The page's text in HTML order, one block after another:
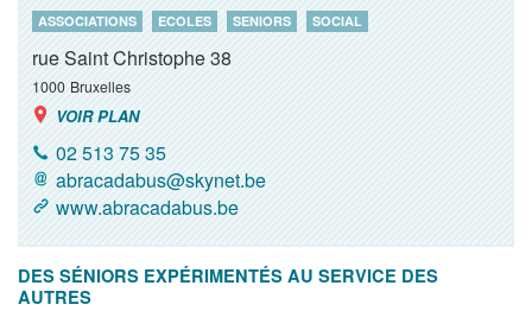
ASSOCIATIONS ECOLES SENIORS SOCIAL
rue Saint Christophe 38
1000 Bruxelles
VOIR PLAN
02 513 75 35
abracadabus@skynet.be
www.abracadabus.be
DES SÉNIORS EXPÉRIMENTÉS AU SERVICE DES
AUTRES